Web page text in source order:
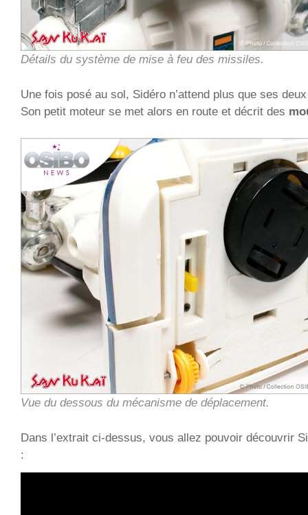
Détails du système de mise à feu des missiles.
Une fois posé au sol, Sidéro n’attend plus que ses
Son petit moteur se met alors en route et décrit des
Vue du dessous du mécanisme de déplacement.
Dans l’extrait ci-dessus, vous allez pouvoir découvrir
: